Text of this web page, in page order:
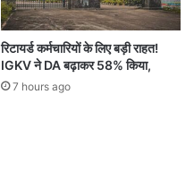
रिटायर्ड कर्मचारियों के लिए बड़ी राहत!
IGKV ने DA बढ़ाकर 58% किया,
7 hours ago